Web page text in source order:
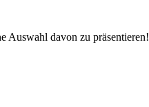
Auswahl davon zu präsentieren!